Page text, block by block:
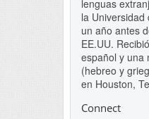
lenguas
la
un año antes
EE.UU.
español y una
(hebreo y
en Houston,
Connect